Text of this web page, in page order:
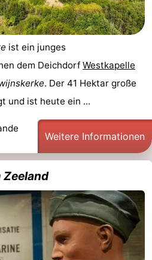
ist ein junges
dem Deichdorf Westkapelle
. Der 41 Hektar große
und ist heute ein ...
Weitere Informationen